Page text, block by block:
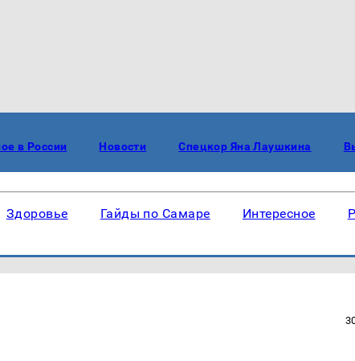
в России Новости Спецкор Яна Лаушкина
Здоровье Гайды по Самаре Интересное